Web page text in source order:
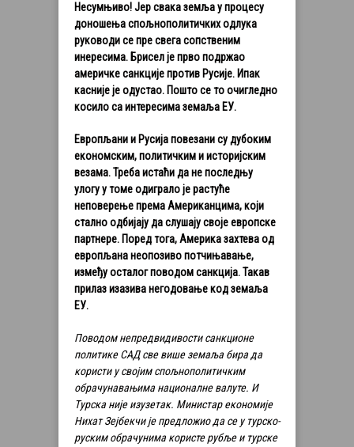
Несумњиво! Јер свака земља у процесу
доношења спољнополитичких одлука
руководи се пре свега сопственим
инересима. Брисел је прво подржао
америчке санкције против Русије. Ипак
касније је одустао. Пошто се то очигледно
косило са интересима земаља ЕУ.
Европљани и Русија повезани су дубоким
економским, политичким и историјским
везама. Треба истаћи да не последњу
улогу у томе одиграло је растуће
неповерење према Американцима, који
стално одбијају да слушају своје европске
партнере. Поред тога, Америка захтева од
европљана неопозиво потчињавање,
између осталог поводом санкција. Такав
прилаз изазива негодовање код земаља
ЕУ.
Поводом непредвидивости санкционе
политике САД све више земаља бира да
користи у својим спољнополитичким
обрачунавањима националне валуте. И
Турска није изузетак. Министар економије
Нихат Зејбекчи је предложио да се у турско-
руским обрачунима користе рубље и турске